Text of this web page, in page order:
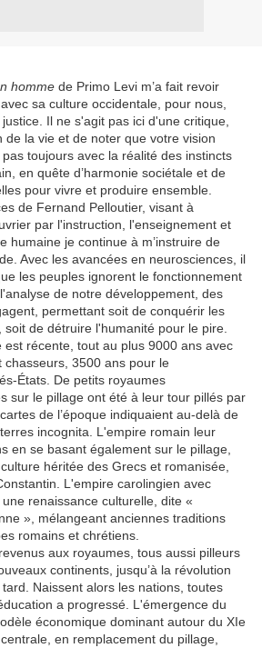
homme de Primo Levi m’a fait revoir
avec sa culture occidentale, pour nous,
Il ne s'agit pas ici d'une critique,
de la vie et de noter que votre vision
toujours avec la réalité des instincts
en quête d’harmonie sociétale et de
pour vivre et produire ensemble.
de Fernand Pelloutier, visant à
par l'instruction, l'enseignement et
humaine je continue à m’instruire de
Avec les avancées en neurosciences, il
les peuples ignorent le fonctionnement
de notre développement, des
permettant soit de conquérir les
de détruire l'humanité pour le pire.
est récente, tout au plus 9000 ans avec
chasseurs, 3500 ans pour le
États. De petits royaumes
sur le pillage ont été à leur tour pillés par
de l’époque indiquaient au-delà de
incognita. L'empire romain leur
en se basant également sur le pillage,
héritée des Grecs et romanisée,
L'empire carolingien avec
renaissance culturelle, dite «
», mélangeant anciennes traditions
romains et chrétiens.
aux royaumes, tous aussi pilleurs
continents, jusqu’à la révolution
Naissent alors les nations, toutes
a progressé. L'émergence du
économique dominant autour du XIe
en remplacement du pillage,